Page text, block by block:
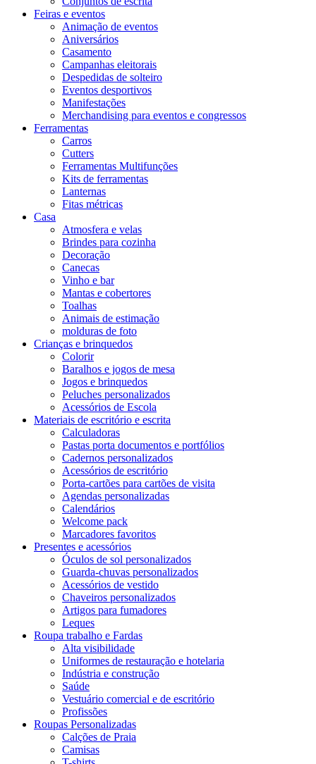
Feiras e eventos
Animação de eventos
Aniversários
Casamento
Campanhas eleitorais
Despedidas de solteiro
Eventos desportivos
Manifestações
Merchandising para eventos e congressos
Ferramentas
Carros
Cutters
Ferramentas Multifunções
Kits de ferramentas
Lanternas
Fitas métricas
Casa
Atmosfera e velas
Brindes para cozinha
Decoração
Canecas
Vinho e bar
Mantas e cobertores
Toalhas
Animais de estimação
molduras de foto
Crianças e brinquedos
Colorir
Baralhos e jogos de mesa
Jogos e brinquedos
Peluches personalizados
Acessórios de Escola
Materiais de escritório e escrita
Calculadoras
Pastas porta documentos e portfólios
Cadernos personalizados
Acessórios de escritório
Porta-cartões para cartões de visita
Agendas personalizadas
Calendários
Welcome pack
Marcadores favoritos
Presentes e acessórios
Óculos de sol personalizados
Guarda-chuvas personalizados
Acessórios de vestido
Chaveiros personalizados
Artigos para fumadores
Leques
Roupa trabalho e Fardas
Alta visibilidade
Uniformes de restauração e hotelaria
Indústria e construção
Saúde
Vestuário comercial e de escritório
Profissões
Roupas Personalizadas
Calções de Praia
Camisas